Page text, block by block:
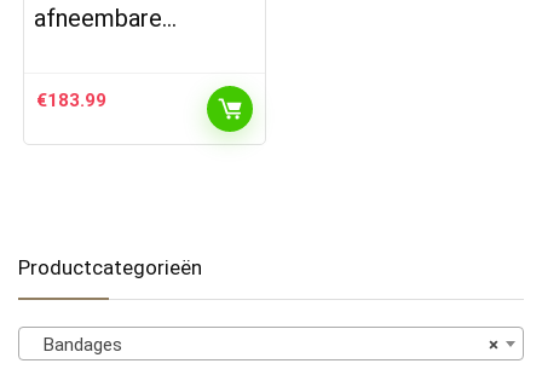
afneembare…
€183.99
Productcategorieën
×
Bandages